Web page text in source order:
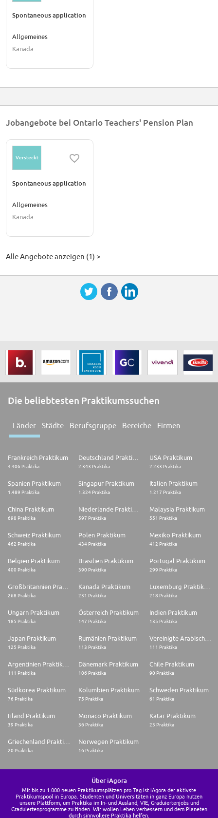
Spontaneous application
Allgemeines
Kanada
Jobangebote bei Ontario Teachers' Pension Plan
Versteckt
Spontaneous application
Allgemeines
Kanada
Alle Angebote anzeigen (1) >
Die beliebtesten Praktikumssuchen
Länder Städte Berufsgruppe Bereiche Firmen
Frankreich Praktikum
4.406 Praktika 2.343 Praktika
USA Praktikum
2.233 Praktika
Spanien Praktikum
1.489 Praktika
Singapur Praktikum
1.324 Praktika
Italien Praktikum
1.217 Praktika
China Praktikum
698 Praktika 597 Praktika
Malaysia Praktikum
551 Praktika
Schweiz Praktikum
462 Praktika
Polen Praktikum
434 Praktika
Mexiko Praktikum
412 Praktika
Belgien Praktikum
400 Praktika
Brasilien Praktikum
390 Praktika
Portugal Praktikum
299 Praktika
268 Praktika
Kanada Praktikum
231 Praktika 218 Praktika
Ungarn Praktikum
185 Praktika
Österreich Praktikum
147 Praktika
Indien Praktikum
135 Praktika
Japan Praktikum
125 Praktika
Rumänien Praktikum
113 Praktika
Vereinigte Arabische Emirate Praktikum
111 Praktika
111 Praktika
Dänemark Praktikum
106 Praktika
Chile Praktikum
90 Praktika
Südkorea Praktikum
76 Praktika
Kolumbien Praktikum
75 Praktika
Schweden Praktikum
61 Praktika
Irland Praktikum
39 Praktika
Monaco Praktikum
36 Praktika
Katar Praktikum
23 Praktika
20 Praktika
Norwegen Praktikum
16 Praktika
Über iAgora
Mit bis zu 1.000 neuen Praktikumsplätzen pro Tag ist iAgora der aktivste
Praktikumspool in Europa. Studenten und Universitäten in ganz Europa nutzen
unsere Plattform, um Praktika im In- und Ausland, VIE, Graduiertenjobs und
Graduiertenprogramme zu finden. Wir wollen Leben verbessern und dem Planeten
durch sinnvollere Praktika helfen.